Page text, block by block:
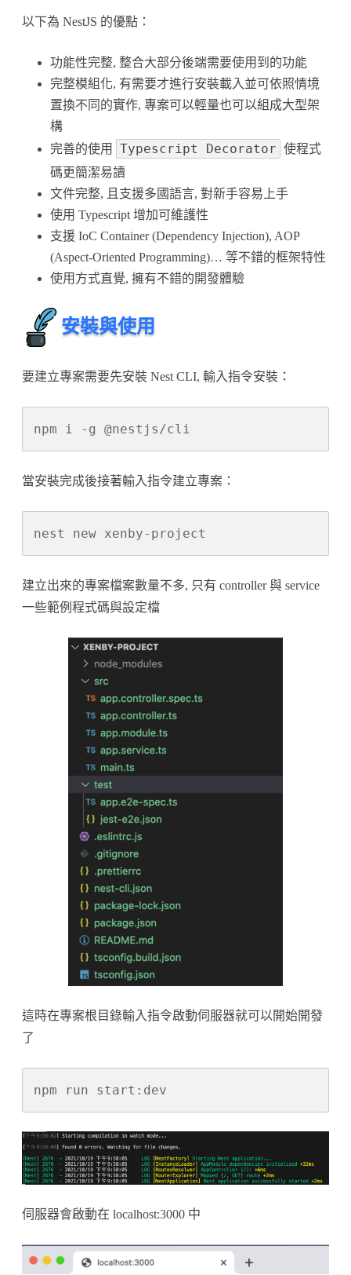
以下為 NestJS 的優點：
功能性完整, 整合大部分後端需要使用到的功能
完整模組化, 有需要才進行安裝載入並可依照情境
置換不同的實作, 專案可以輕量也可以組成大型架
構
完善的使用
Typescript Decorator 使程式
碼更簡潔易讀
文件完整, 且支援多國語言, 對新手容易上手
使用 Typescript 增加可維護性
支援 IoC Container (Dependency Injection), AOP
(Aspect-Oriented Programming)… 等不錯的框架特性
使用方式直覺, 擁有不錯的開發體驗
安裝與使用
要建立專案需要先安裝 Nest CLI, 輸入指令安裝：
npm i -g @nestjs/cli
當安裝完成後接著輸入指令建立專案：
nest new xenby-project
建立出來的專案檔案數量不多, 只有 controller 與 service
一些範例程式碼與設定檔
這時在專案根目錄輸入指令啟動伺服器就可以開始開發
了
npm run start:dev
伺服器會啟動在 localhost:3000 中